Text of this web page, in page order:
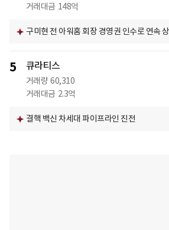
거래대금 148억
구미현 전 아워홈 회장 경영권 인수로 연속
5 큐라티스
거래량 60,310
거래대금 2.3억
결핵 백신 차세대 파이프라인 진전